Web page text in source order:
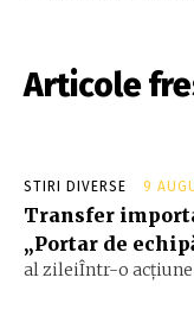
Articole
STIRI DIVERSE 9
Transfer
„Portar de
al zileiÎntr-o acțiune